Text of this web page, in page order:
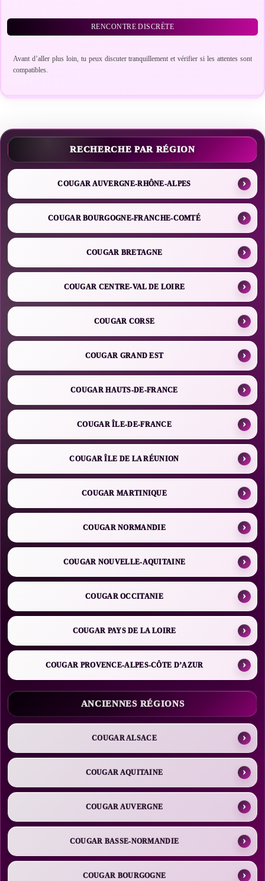
RENCONTRE DISCRÈTE
Avant d’aller plus loin, tu peux discuter tranquillement et vérifier si les attentes sont
compatibles.
RECHERCHE PAR RÉGION
COUGAR AUVERGNE-RHÔNE-ALPES
COUGAR BOURGOGNE-FRANCHE-COMTÉ
COUGAR BRETAGNE
COUGAR CENTRE-VAL DE LOIRE
COUGAR CORSE
COUGAR GRAND EST
COUGAR HAUTS-DE-FRANCE
COUGAR ÎLE-DE-FRANCE
COUGAR ÎLE DE LA RÉUNION
COUGAR MARTINIQUE
COUGAR NORMANDIE
COUGAR NOUVELLE-AQUITAINE
COUGAR OCCITANIE
COUGAR PAYS DE LA LOIRE
COUGAR PROVENCE-ALPES-CÔTE D’AZUR
ANCIENNES RÉGIONS
COUGAR ALSACE
COUGAR AQUITAINE
COUGAR AUVERGNE
COUGAR BASSE-NORMANDIE
COUGAR BOURGOGNE